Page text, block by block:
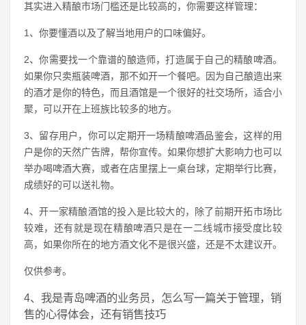
其实进入精酿市场门槛还是比较高的，你需要这样管理：
1、你要懂酒以及了解当地用户的口味偏好。
2、你需要找一个靠谱的酿造师，打造属于自己的精酿啤酒。
如果你只卖瓶装啤酒，那不如开一个餐吧。因为自己酿造出来
的酒才是你的特色，而且酒馆是一个很好的社交场所，适合小
聚，可以开在上班族比较多的地方。
3、留存用户，你可以定期开一场精酿啤酒品鉴会，这样的用
户是你的天然广告牌，帮你宣传。如果你想扩大影响力也可以
举办喝啤酒大赛，或者在店里摆上一桌台球，定期举行比赛，
成绩好的可以送礼物。
4、开一家精酿酒馆的投入是比较大的，除了前期开拓市场比
较难，还有就是现在精酿啤酒只是在一二线城市接受度比较
高，如果你所在的地方酒文化不是很兴盛，还是不太建议开。
仅供参考。
4、我是青岛啤酒的业务员，怎么写一篇关于管理，销
售的心得体会，还有销售技巧